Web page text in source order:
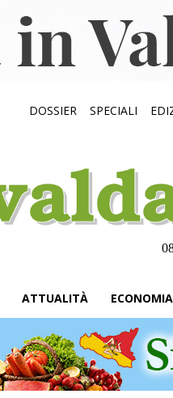
DOSSIER SPECIALI
ATTUALITÀ ECONOMIA